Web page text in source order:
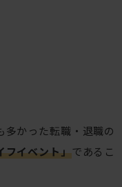
かった転職・退職の
フイベント」であるこ